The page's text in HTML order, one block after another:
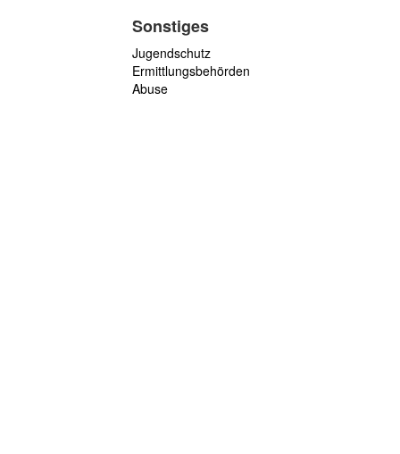
Sonstiges
Jugendschutz
Ermittlungsbehörden
Abuse